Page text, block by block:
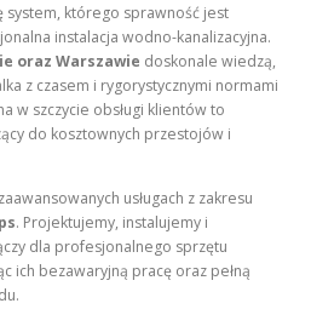
system, którego sprawność jest
instalacja wodno-kanalizacyjna.
oraz Warszawie doskonale wiedzą,
z czasem i rygorystycznymi normami
w szczycie obsługi klientów to
do kosztownych przestojów i
usługach z zakresu
. Projektujemy, instalujemy i
dla profesjonalnego sprzętu
ich bezawaryjną pracę oraz pełną